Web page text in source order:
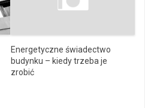
Energetyczne świadectwo
budynku – kiedy trzeba je
zrobić